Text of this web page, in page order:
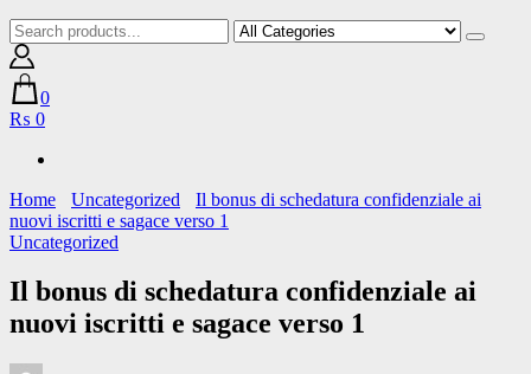
0
₨ 0
Home Uncategorized
Il bonus di schedatura confidenziale ai
nuovi iscritti e sagace verso 1
Uncategorized
Il bonus di schedatura confidenziale ai
nuovi iscritti e sagace verso 1